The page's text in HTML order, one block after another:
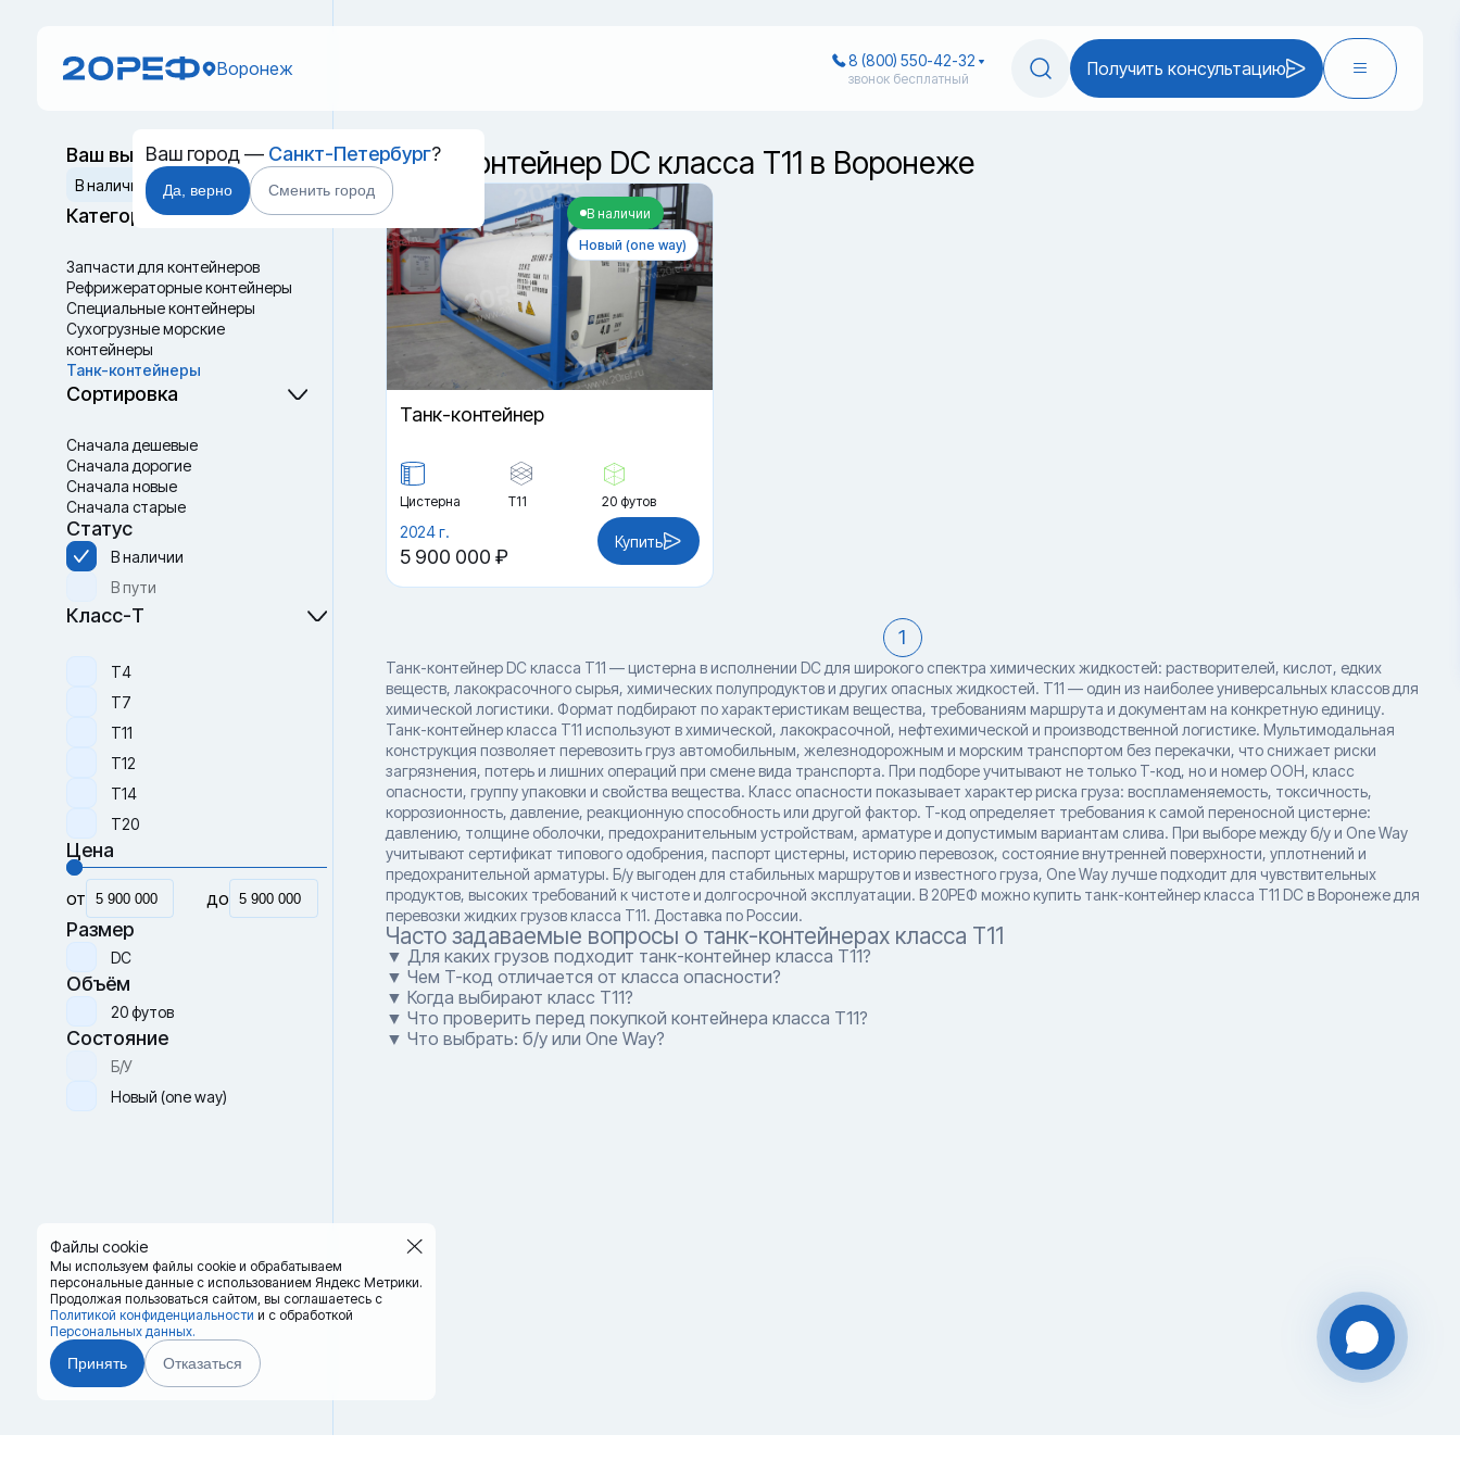
Воронеж
Ваш город — Санкт-Петербург?
Да, верно Сменить город
8 (800) 550-42-32
звонок бесплатный Получить консультацию
Файлы cookie
Мы используем файлы cookie и обрабатываем
персональные данные с использованием Яндекс Метрики.
Продолжая пользоваться сайтом, вы соглашаетесь с
Политикой конфиденциальности и с обработкой
Персональных данных.
Принять Отказаться
Ваш выбор
Сбросить
В наличии
Категории
Запчасти для контейнеров
Рефрижераторные контейнеры
Специальные контейнеры
Cухогрузные морские
контейнеры
Танк-контейнеры
Термоконтейнеры
Сортировка
Сначала дешевые
Сначала дорогие
Сначала новые
Сначала старые
Статус
В наличии
В пути
Класс-Т
Т4
Т7
Т11
Т12
Т14
Т20
Цена
от до
Размер
DC
Объём
20 футов
Состояние
Б/У
Новый (one way)
Танк-контейнер DC класса T11 в Воронеже
В наличии
Новый (one way)
Танк-контейнер
Цистерна Т11 20 футов
2024 г.
5 900 000 ₽
Купить
1
Танк-контейнер DC класса T11 — цистерна в исполнении DC для широкого спектра химических жидкостей: растворителей, кислот, едких
веществ, лакокрасочного сырья, химических полупродуктов и других опасных жидкостей. T11 — один из наиболее универсальных классов для
химической логистики. Формат подбирают по характеристикам вещества, требованиям маршрута и документам на конкретную единицу.
Танк-контейнер класса T11 используют в химической, лакокрасочной, нефтехимической и производственной логистике. Мультимодальная
конструкция позволяет перевозить груз автомобильным, железнодорожным и морским транспортом без перекачки, что снижает риски
загрязнения, потерь и лишних операций при смене вида транспорта. При подборе учитывают не только T-код, но и номер ООН, класс
опасности, группу упаковки и свойства вещества. Класс опасности показывает характер риска груза: воспламеняемость, токсичность,
коррозионность, давление, реакционную способность или другой фактор. T-код определяет требования к самой переносной цистерне:
давлению, толщине оболочки, предохранительным устройствам, арматуре и допустимым вариантам слива. При выборе между б/у и One Way
учитывают сертификат типового одобрения, паспорт цистерны, историю перевозок, состояние внутренней поверхности, уплотнений и
предохранительной арматуры. Б/у выгоден для стабильных маршрутов и известного груза, One Way лучше подходит для чувствительных
продуктов, высоких требований к чистоте и долгосрочной эксплуатации. В 20РЕФ можно купить танк-контейнер класса T11 DC в Воронеже для
перевозки жидких грузов класса T11. Доставка по России.
Часто задаваемые вопросы о танк-контейнерах класса T11
▼ Для каких грузов подходит танк-контейнер класса T11?
▼ Чем T-код отличается от класса опасности?
▼ Когда выбирают класс T11?
▼ Что проверить перед покупкой контейнера класса T11?
▼ Что выбрать: б/у или One Way?